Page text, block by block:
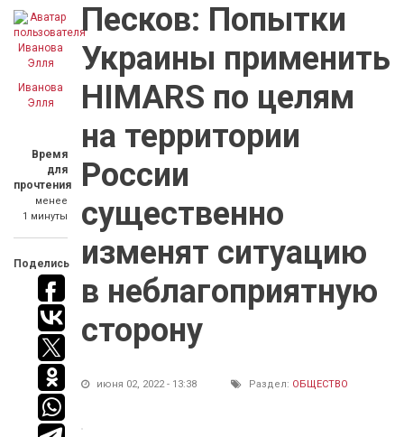
Иванова
Элля
Время
для
прочтения
менее
1 минуты
Поделись
Песков: Попытки
Украины применить
HIMARS по целям
на территории
России
существенно
изменят ситуацию
в неблагоприятную
сторону
июня 02, 2022 - 13:38 Раздел: ОБЩЕСТВО